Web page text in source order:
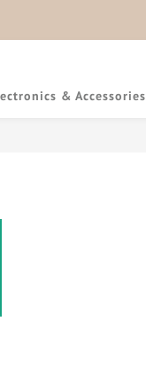
& Accessories